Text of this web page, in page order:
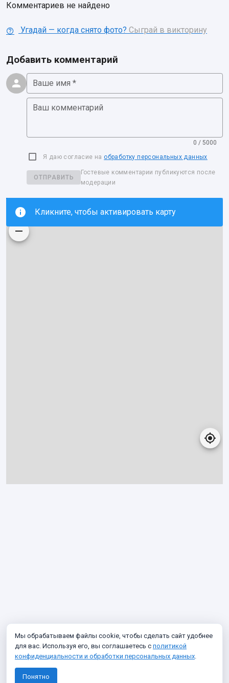
Комментариев не найдено
Угадай — когда снято фото? Сыграй в викторину
Добавить комментарий
Ваше имя *
Ваш комментарий
0 / 5000
Я даю согласие на обработку персональных данных
ОТПРАВИТЬ
Гостевые комментарии публикуются после
модерации
Кликните, чтобы активировать карту
Мы обрабатываем файлы cookie, чтобы сделать сайт удобнее
для вас. Используя его, вы соглашаетесь с политикой
конфиденциальности и обработки персональных данных.
Понятно